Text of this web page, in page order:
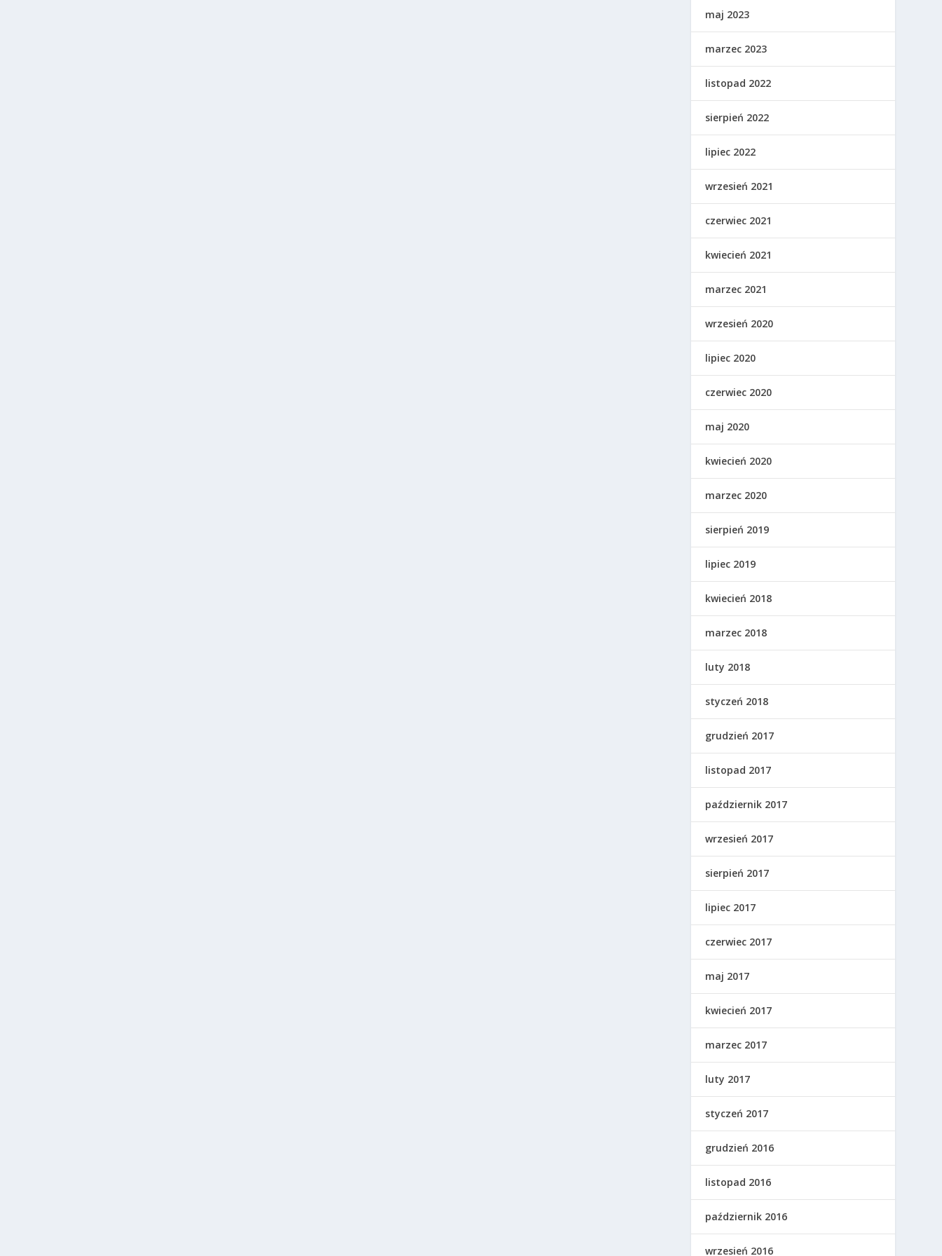
maj 2023
marzec 2023
listopad 2022
sierpień 2022
lipiec 2022
wrzesień 2021
czerwiec 2021
kwiecień 2021
marzec 2021
wrzesień 2020
lipiec 2020
czerwiec 2020
maj 2020
kwiecień 2020
marzec 2020
sierpień 2019
lipiec 2019
kwiecień 2018
marzec 2018
luty 2018
styczeń 2018
grudzień 2017
listopad 2017
październik 2017
wrzesień 2017
sierpień 2017
lipiec 2017
czerwiec 2017
maj 2017
kwiecień 2017
marzec 2017
luty 2017
styczeń 2017
grudzień 2016
listopad 2016
październik 2016
wrzesień 2016